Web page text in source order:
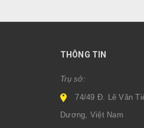
THÔNG TIN
Trụ sở:
74/49 Đ. Lê Văn
Dương, Việt Nam